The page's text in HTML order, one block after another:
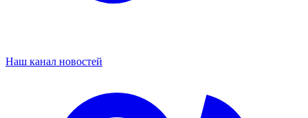
Наш канал новостей